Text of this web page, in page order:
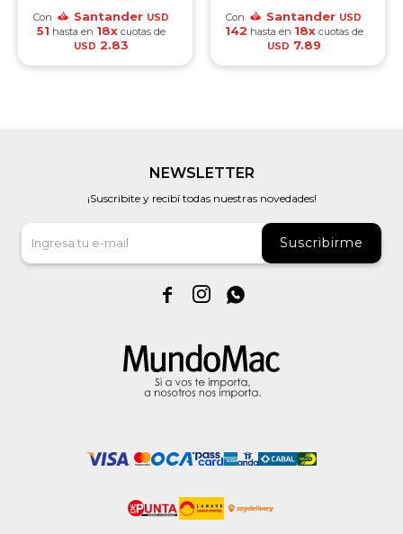
Con Santander USD
51 hasta en 18x cuotas de
USD 2.83
Con Santander USD
142 hasta en 18xcuotas de
USD 7.89
NEWSLETTER
¡Suscribite y recibí todas nuestras novedades!
Suscribirme
  